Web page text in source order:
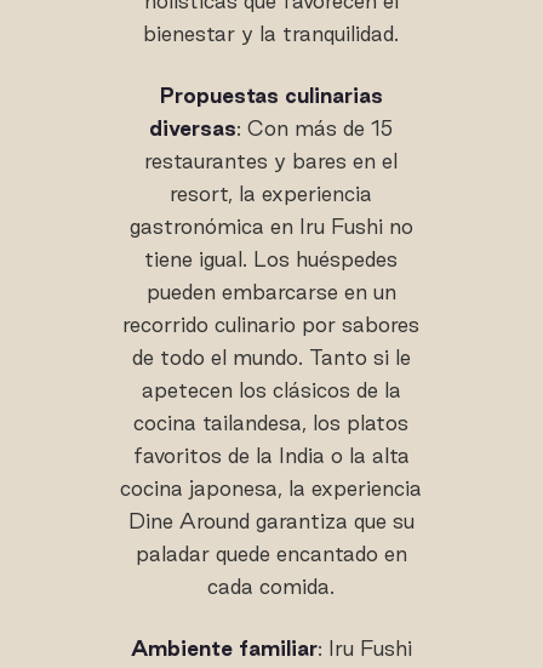
bienestar y la tranquilidad.
Propuestas culinarias
diversas: Con más de 15
restaurantes y bares en el
resort, la experiencia
gastronómica en Iru Fushi no
tiene igual. Los huéspedes
pueden embarcarse en un
recorrido culinario por sabores
de todo el mundo. Tanto si le
apetecen los clásicos de la
cocina tailandesa, los platos
favoritos de la India o la alta
cocina japonesa, la experiencia
Dine Around garantiza que su
paladar quede encantado en
cada comida.
Ambiente familiar: Iru Fushi